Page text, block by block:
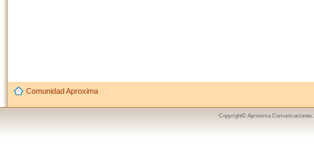
Comunidad Aproxima
Copyright© Aproxima Comunicaciones